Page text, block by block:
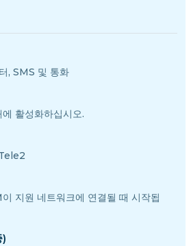
, SMS 및 통화
활성화하십시오.
지원 네트워크에 연결될 때 시작됩